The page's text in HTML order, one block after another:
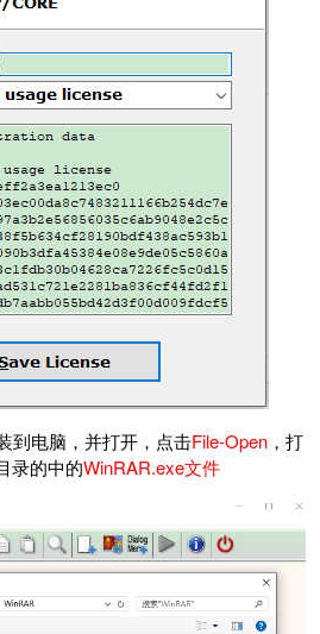
到电脑，并打开，点击File-Open ，打
录的中的WinRAR.exe文件